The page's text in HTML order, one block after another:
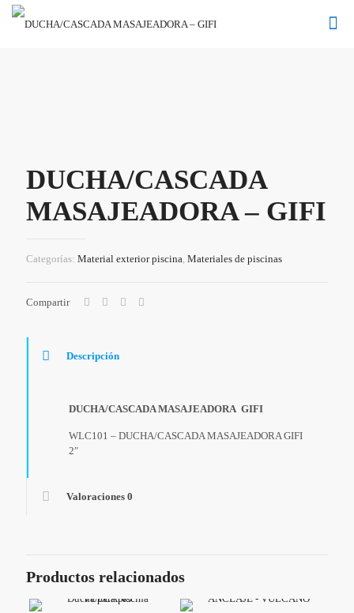
DUCHA/CASCADA
MASAJEADORA – GIFI
Categorías: Material exterior piscina, Materiales de piscinas
Compartir
Descripción
DUCHA/CASCADA MASAJEADORA GIFI
WLC101 – DUCHA/CASCADA MASAJEADORA GIFI
2″
Valoraciones 0
Productos relacionados